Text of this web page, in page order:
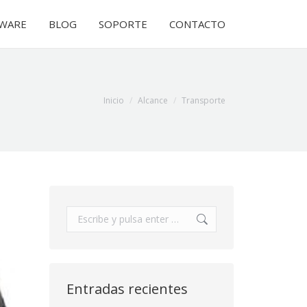
BLOG SOPORTE CONTACTO
Estás aquí:
Inicio Alcance Transporte
Buscar:
Entradas recientes
BLOG SOPORTE CONTACTO